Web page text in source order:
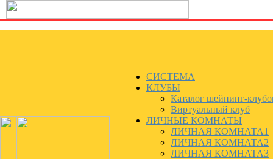
СИСТЕМА
КЛУБЫ
Каталог шейпинг-
Виртуальный клуб
ЛИЧНЫЕ КОМНАТЫ
ЛИЧНАЯ КОМНАТА1
ЛИЧНАЯ КОМНАТА2
ЛИЧНАЯ КОМНАТА3